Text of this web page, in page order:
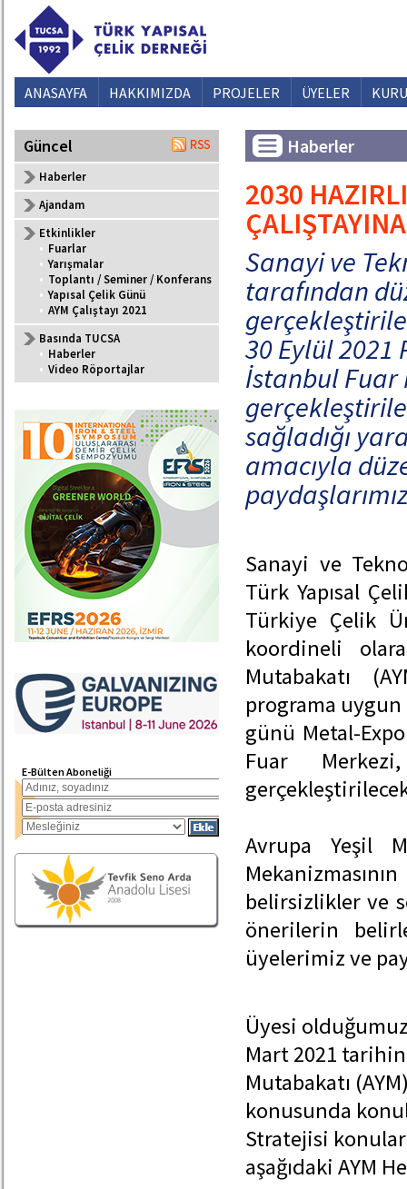
ANASAYFA HAKKIMIZDA PROJELER ÜYELER
Güncel
Haberler
Ajandam
Etkinlikler
• Fuarlar
• Yarışmalar
• Toplantı / Seminer / Konferans
• Yapısal Çelik Günü
• AYM Çalıştayı 2021
Basında TUCSA
• Haberler
• Video Röportajlar
E-Bülten Aboneliği
Haberler
2030
Sanayi ve
tarafından
30 Eylül 2021
İstanbul Fuar
sağladığı
amacıyla
Sanayi ve
Türk Yapısal
Türkiye Çelik
koordineli
Mutabakatı
programa uygun
günü Metal-
Fuar
Avrupa Yeşil
belirsizlikler ve
önerilerin
üyelerimiz ve
Üyesi
Mart 2021
Mutabakatı
konusunda
Stratejisi
aşağıdaki AYM